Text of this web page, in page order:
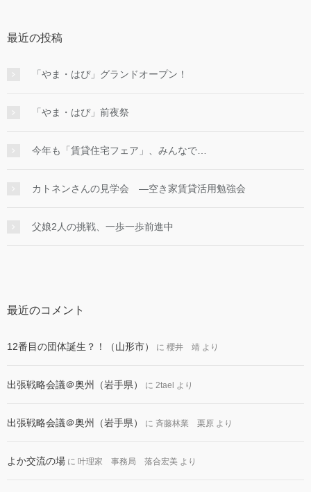
最近の投稿
「やま・はぴ」グランドオープン！
「やま・はぴ」前夜祭
今年も「賃貸住宅フェア」、みんなで…
カトネンさんの見学会 ―空き家賃貸活用勉強会
父娘2人の挑戦、一歩一歩前進中
最近のコメント
12番目の団体誕生？！（山形市） に 櫻井 靖 より
出張戦略会議＠奥州（岩手県） に 2tael より
出張戦略会議＠奥州（岩手県） に 斉藤林業 栗原 より
よか交流の場 に 叶理家 事務局 落合宏美 より